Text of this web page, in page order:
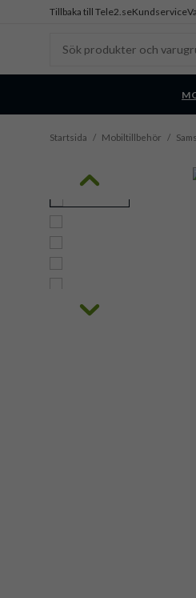
Tillbaka till Tele2.seKundservice
Startsida / Mobiltillbehör /